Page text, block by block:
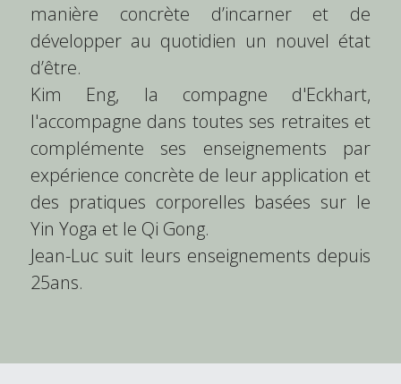
manière concrète d’incarner et de
développer au quotidien un nouvel état
d’être.
Kim Eng, la compagne d'Eckhart,
l'accompagne dans toutes ses retraites et
complémente ses enseignements par
expérience concrète de leur application et
des pratiques corporelles basées sur le
Yin Yoga et le Qi Gong.
Jean-Luc suit leurs enseignements depuis
25ans.